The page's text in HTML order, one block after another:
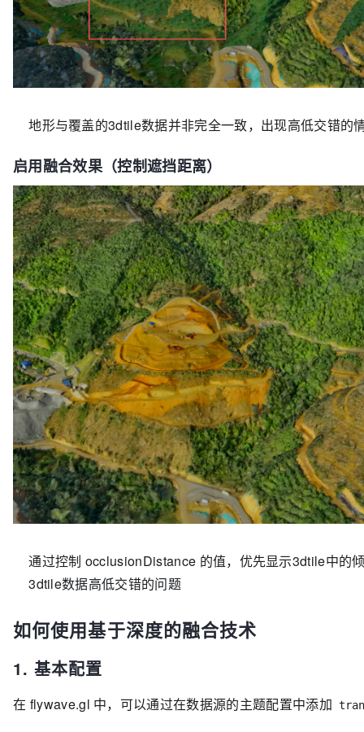
地形与覆盖的3dtile数据并非完全一致，出现高低交错的
启用融合效果（控制遮挡距离）
通过控制 occlusionDistance 的值，优先显示3dtile中的
3dtile数据高低交错的问题
如何使用基于深度的融合技术
1. 基本配置
在 flywave.gl 中，可以通过在数据源的主题配置中添加